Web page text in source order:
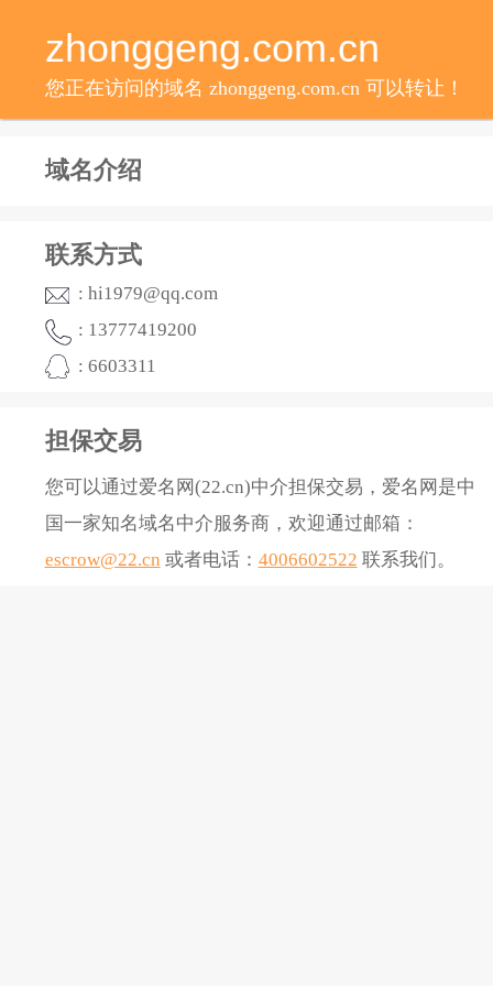
zhonggeng.com.cn
您正在访问的域名 zhonggeng.com.cn 可以转让！
域名介绍
联系方式
: hi1979@qq.com
: 13777419200
: 6603311
担保交易
您可以通过爱名网(22.cn)中介担保交易，爱名网是中
国一家知名域名中介服务商，欢迎通过邮箱：
escrow@22.cn 或者电话： 4006602522 联系我们。